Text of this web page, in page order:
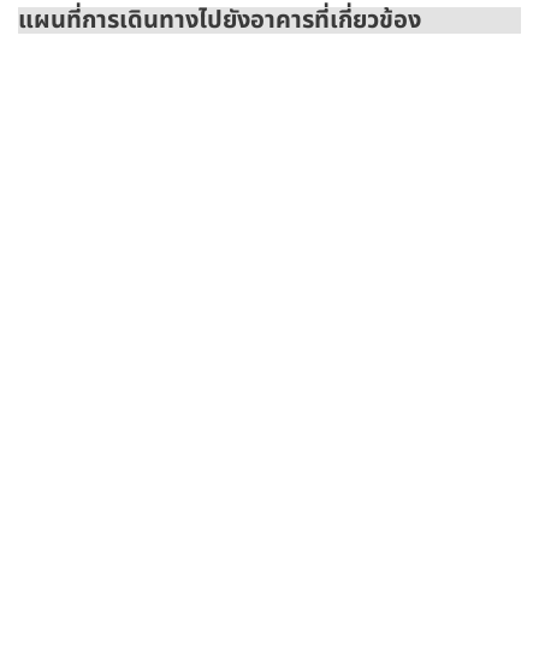
แผนที่การเดินทางไปยังอาคารที่เกี่ยวข้อง